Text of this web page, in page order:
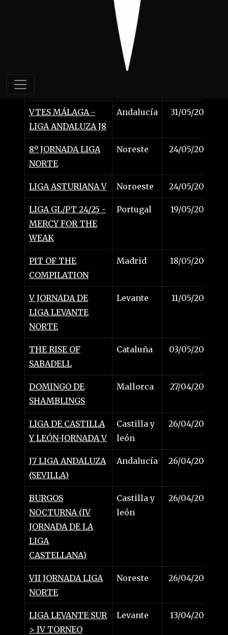
Mallorca
CARDINALIS
VTES MÁLAGA -
LIGA ANDALUZA J8
Andalucía 31/05/2025
8º JORNADA LIGA
NORTE
Noreste 24/05/2025
LIGA ASTURIANA V Noroeste 24/05/2025
LIGA GL/PT 24/25 -
MERCY FOR THE
WEAK
Portugal 19/05/2025
PIT OF THE
COMPILATION
Madrid 18/05/2025
V JORNADA DE
LIGA LEVANTE
NORTE
Levante 11/05/2025
THE RISE OF
SABADELL
Cataluña 03/05/2025
DOMINGO DE
SHAMBLINGS
Mallorca 27/04/2025
LIGA DE CASTILLA
Y LEÓN-JORNADA V
Castilla y
león
26/04/2025
J7 LIGA ANDALUZA
(SEVILLA)
Andalucía 26/04/2025
BURGOS
NOCTURNA (IV
JORNADA DE LA
LIGA
CASTELLANA)
Castilla y
león
26/04/2025
VII JORNADA LIGA
NORTE
Noreste 26/04/2025
LIGA LEVANTE SUR
> IV TORNEO
Levante 13/04/2025